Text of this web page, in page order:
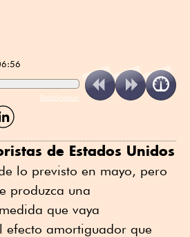
ReadSpeaker
de Estados Unidos
lo previsto en mayo, pero
produzca una
que vaya
efecto amortiguador que